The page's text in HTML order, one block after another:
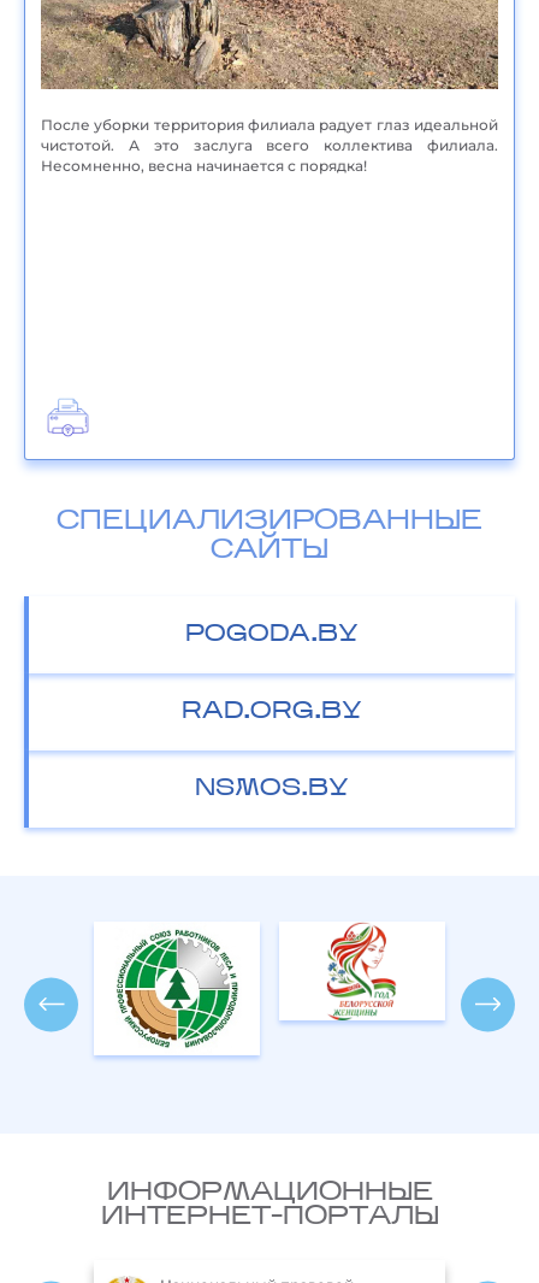
После уборки территория филиала радует глаз идеальной
чистотой. А это заслуга всего коллектива филиала.
Несомненно, весна начинается с порядка!
СПЕЦИАЛИЗИРОВАННЫЕ
САЙТЫ
POGODA.BY
RAD.ORG.BY
NSMOS.BY
ИНФОРМАЦИОННЫЕ
ИНТЕРНЕТ-ПОРТАЛЫ